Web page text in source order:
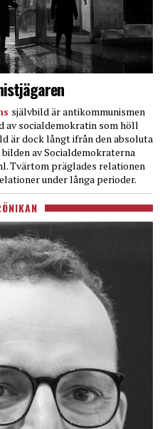
självbild är antikommunismen
av socialdemokratin som höll
är dock långt ifrån den absoluta
av Socialdemokraterna
Tvärtom präglades relationen
under långa perioder.